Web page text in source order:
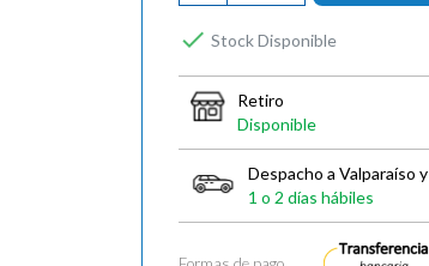
 Stock Disponible
Retiro
Disponible
Despacho a Valparaíso
1 o 2 días hábiles